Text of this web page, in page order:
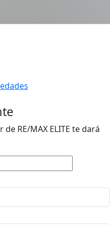
RE/MAX ELITE te dará